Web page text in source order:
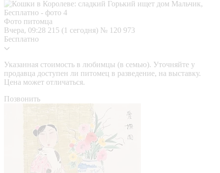
Фото питомца
Вчера, 09:28 215 (1 сегодня) № 120 973
Бесплатно
Указанная стоимость в любимцы (в семью). Уточняйте у
продавца доступен ли питомец в разведение, на выставку.
Цена может отличаться.
Позвонить